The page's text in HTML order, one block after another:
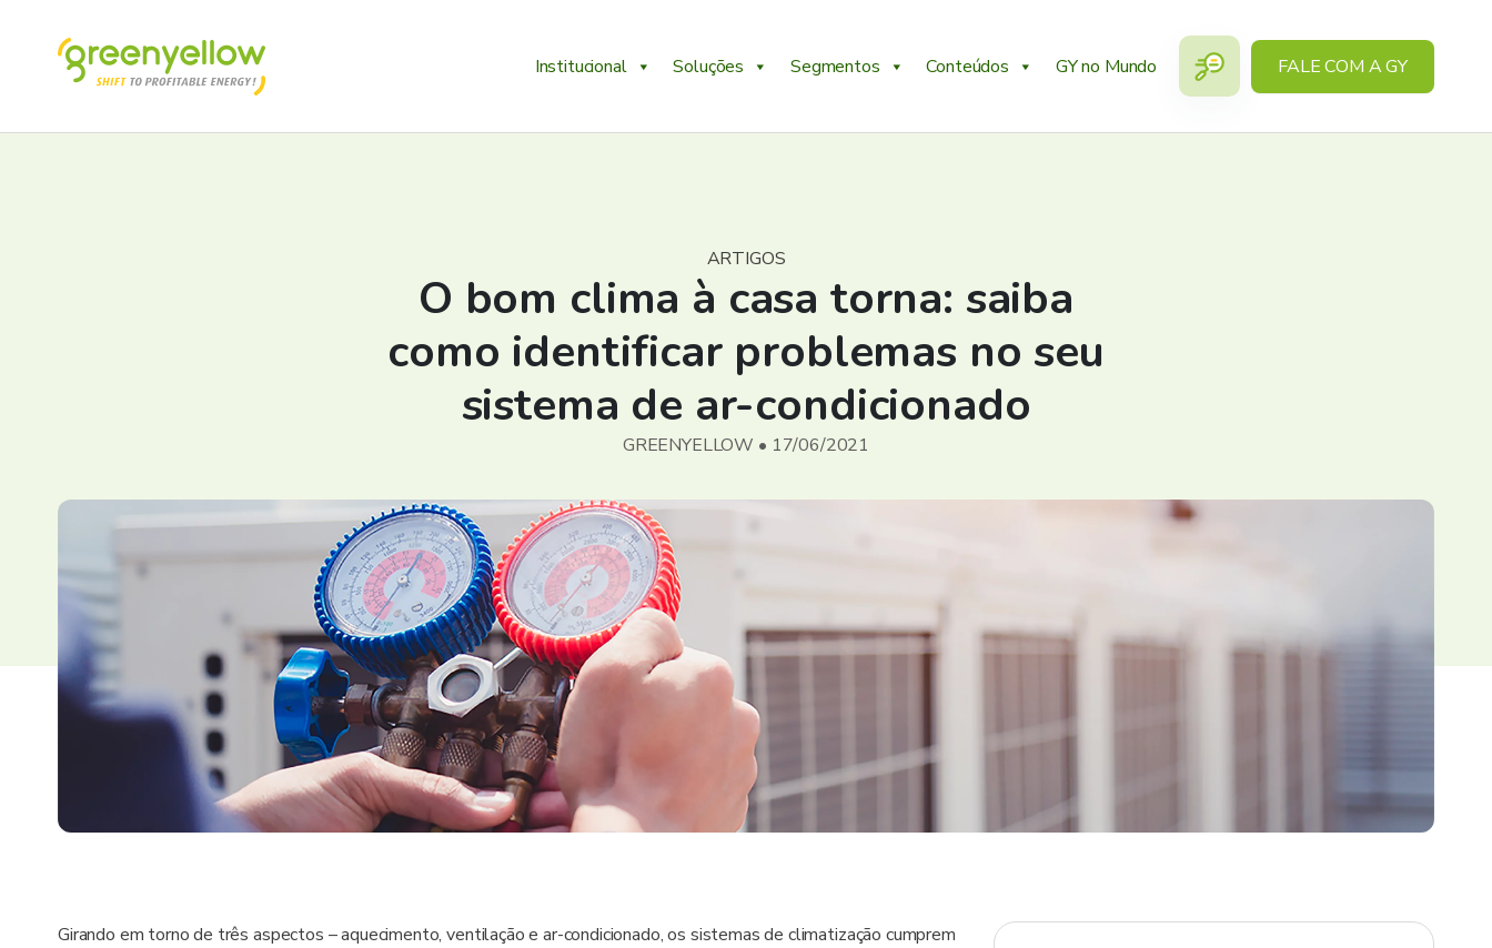
Institucional Soluções Segmentos Conteúdos GY no Mundo FALE COM A GY
ARTIGOS
O bom clima à casa torna: saiba
como identificar problemas no seu
sistema de ar-condicionado
GREENYELLOW • 17/06/2021
Girando em torno de três aspectos – aquecimento, ventilação e ar-condicionado, os sistemas de climatização cumprem